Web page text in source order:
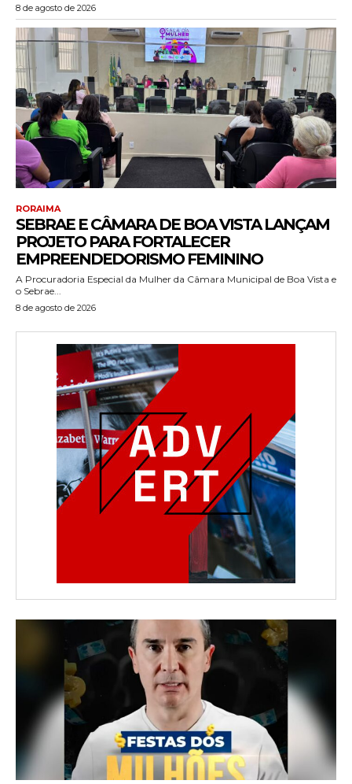
8 de agosto de 2026
RORAIMA
SEBRAE E CÂMARA DE BOA VISTA LANÇAM
PROJETO PARA FORTALECER
EMPREENDEDORISMO FEMININO
A Procuradoria Especial da Mulher da Câmara Municipal de Boa Vista e
o Sebrae...
8 de agosto de 2026